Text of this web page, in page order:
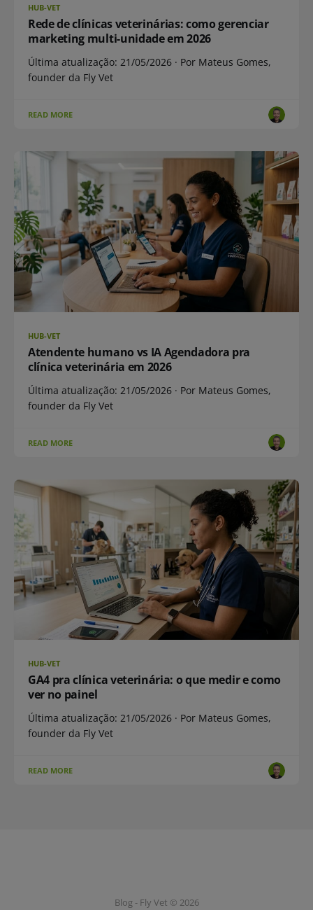
HUB-VET
Rede de clínicas veterinárias: como gerenciar
marketing multi-unidade em 2026
Última atualização: 21/05/2026 · Por Mateus Gomes,
founder da Fly Vet
READ MORE
HUB-VET
Atendente humano vs IA Agendadora pra
clínica veterinária em 2026
Última atualização: 21/05/2026 · Por Mateus Gomes,
founder da Fly Vet
READ MORE
HUB-VET
GA4 pra clínica veterinária: o que medir e como
ver no painel
Última atualização: 21/05/2026 · Por Mateus Gomes,
founder da Fly Vet
READ MORE
Blog - Fly Vet © 2026